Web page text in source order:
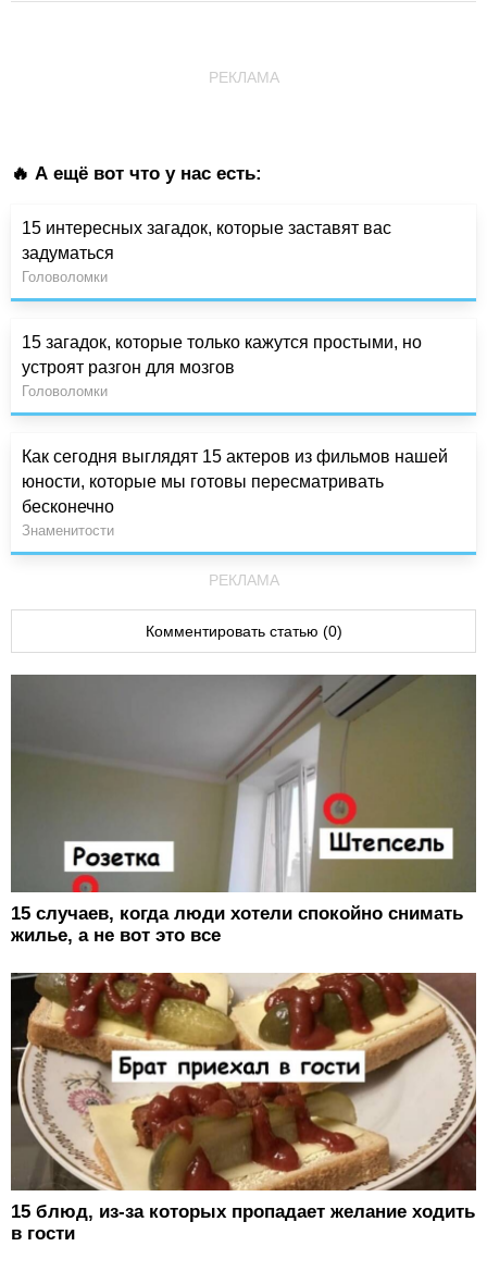
РЕКЛАМА
🔥 А ещё вот что у нас есть:
15 интересных загадок, которые заставят вас
задуматься
Головоломки
15 загадок, которые только кажутся простыми, но
устроят разгон для мозгов
Головоломки
Как сегодня выглядят 15 актеров из фильмов нашей
юности, которые мы готовы пересматривать
бесконечно
Знаменитости
РЕКЛАМА
Комментировать статью (0)
15 случаев, когда люди хотели спокойно снимать
жилье, а не вот это все
15 блюд, из-за которых пропадает желание ходить
в гости